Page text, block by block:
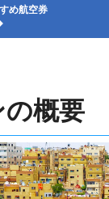
め航空券
概要